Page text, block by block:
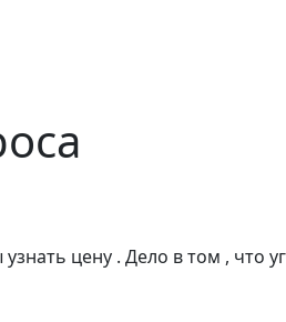
цену . Дело в том , что